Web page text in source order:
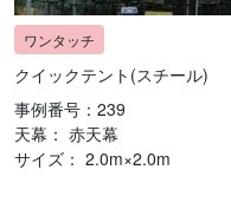
クイックテント(スチール)
事例番号：239
天幕： 赤天幕
サイズ： 2.0m×2.0m